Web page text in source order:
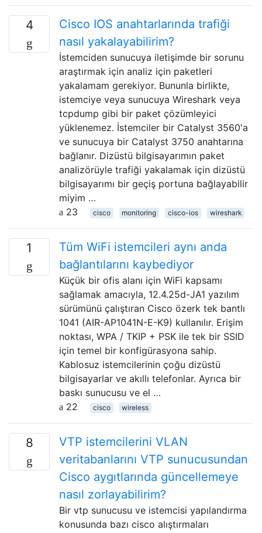
4
Cisco IOS anahtarlarında trafiği
nasıl yakalayabilirim?
İstemciden sunucuya iletişimde bir sorunu
araştırmak için analiz için paketleri
yakalamam gerekiyor. Bununla birlikte,
istemciye veya sunucuya Wireshark veya
tcpdump gibi bir paket çözümleyici
yüklenemez. İstemciler bir Catalyst 3560'a
ve sunucuya bir Catalyst 3750 anahtarına
bağlanır. Dizüstü bilgisayarımın paket
analizörüyle trafiği yakalamak için dizüstü
bilgisayarımı bir geçiş portuna bağlayabilir
miyim …
23
cisco monitoring cisco-ios wireshark
1
Tüm WiFi istemcileri aynı anda
bağlantılarını kaybediyor
Küçük bir ofis alanı için WiFi kapsamı
sağlamak amacıyla, 12.4.25d-JA1 yazılım
sürümünü çalıştıran Cisco özerk tek bantlı
1041 (AIR-AP1041N-E-K9) kullanılır. Erişim
noktası, WPA / TKIP + PSK ile tek bir SSID
için temel bir konfigürasyona sahip.
Kablosuz istemcilerinin çoğu dizüstü
bilgisayarlar ve akıllı telefonlar. Ayrıca bir
baskı sunucusu ve el …
22
cisco wireless
8
VTP istemcilerini VLAN
veritabanlarını VTP sunucusundan
Cisco aygıtlarında güncellemeye
nasıl zorlayabilirim?
Bir vtp sunucusu ve istemcisi yapılandırma
konusunda bazı cisco alıştırmaları